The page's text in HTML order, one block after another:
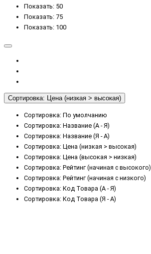
Показать: 50
Показать: 75
Показать: 100
Сортировка: Цена (низкая > высокая)
Сортировка: По умолчанию
Сортировка: Название (А - Я)
Сортировка: Название (Я - А)
Сортировка: Цена (низкая > высокая)
Сортировка: Цена (высокая > низкая)
Сортировка: Рейтинг (начиная с высокого)
Сортировка: Рейтинг (начиная с низкого)
Сортировка: Код Товара (А - Я)
Сортировка: Код Товара (Я - А)